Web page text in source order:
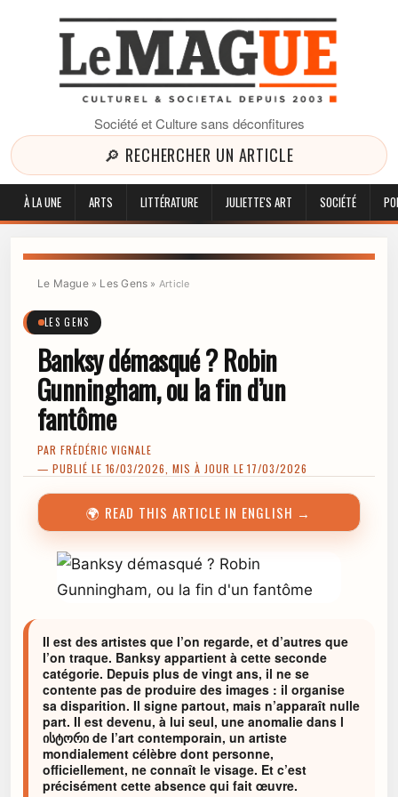
Société et Culture sans déconfitures
🔎 RECHERCHER UN ARTICLE
À LA UNE ARTS LITTÉRATURE JULIETTE'S ART SOCIÉTÉ
Le Mague» Les Gens » Article
LES GENS
Banksy démasqué ? Robin
Gunningham, ou la fin d’un
fantôme
PAR FRÉDÉRIC VIGNALE
— PUBLIÉ LE 16/03/2026, MIS À JOUR LE 17/03/2026
🌍 READ THIS ARTICLE IN ENGLISH →
Il est des artistes que l’on regarde, et d’autres que
l’on traque. Banksy appartient à cette seconde
catégorie. Depuis plus de vingt ans, il ne se
contente pas de produire des images : il organise
sa disparition. Il signe partout, mais n’apparaît nulle
part. Il est devenu, à lui seul, une anomalie dans l
ისტორი de l’art contemporain, un artiste
mondialement célèbre dont personne,
officiellement, ne connaît le visage. Et c’est
précisément cette absence qui fait œuvre.